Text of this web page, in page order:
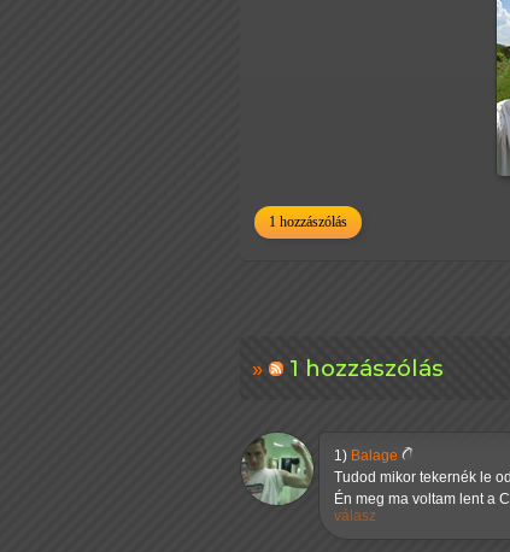
1 hozzászólás
1 hozzászólás
1) Balage
Tudod mikor tekernék le
Én meg ma voltam lent a
válasz